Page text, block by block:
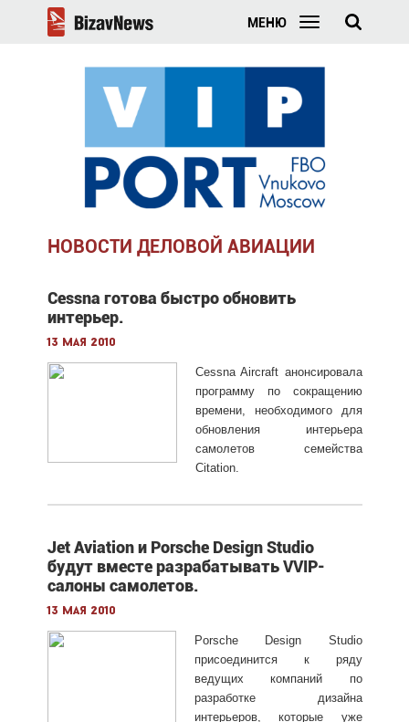
МЕНЮ
НОВОСТИ ДЕЛОВОЙ АВИАЦИИ
Cessna готова быстро обновить
интерьер.
13 мая 2010
Cessna Aircraft анонсировала
программу по сокращению
времени, необходимого для
обновления интерьера
самолетов семейства
Citation.
Jet Aviation и Porsche Design Studio
будут вместе разрабатывать VVIP-
салоны самолетов.
13 мая 2010
Porsche Design Studio
присоединится к ряду
ведущих компаний по
разработке дизайна
интерьеров, которые уже